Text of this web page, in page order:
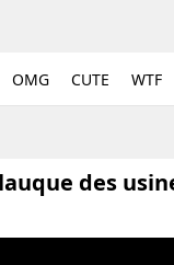
OMG CUTE WTF
des